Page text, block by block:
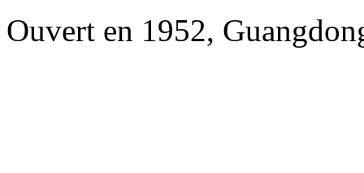
Ouvert en 1952,